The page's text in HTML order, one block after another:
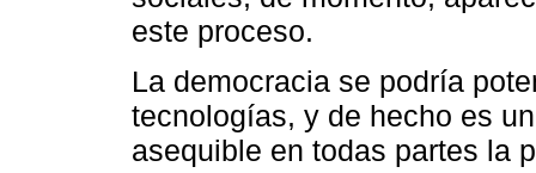
este proceso.
La democracia se podría
tecnologías, y de hecho es
asequible en todas partes la